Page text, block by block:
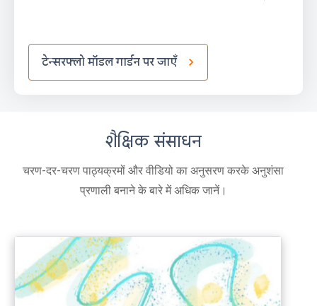
टेन्सरफ्लो मॉडल गार्डन पर जाएँ
शैक्षिक संसाधन
चरण-दर-चरण पाठ्यक्रमों और वीडियो का अनुसरण करके अनुशंसा
प्रणाली बनाने के बारे में अधिक जानें।